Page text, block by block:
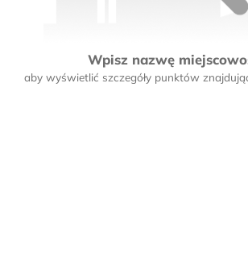
Wpisz nazwę
aby wyświetlić szczegóły punktów